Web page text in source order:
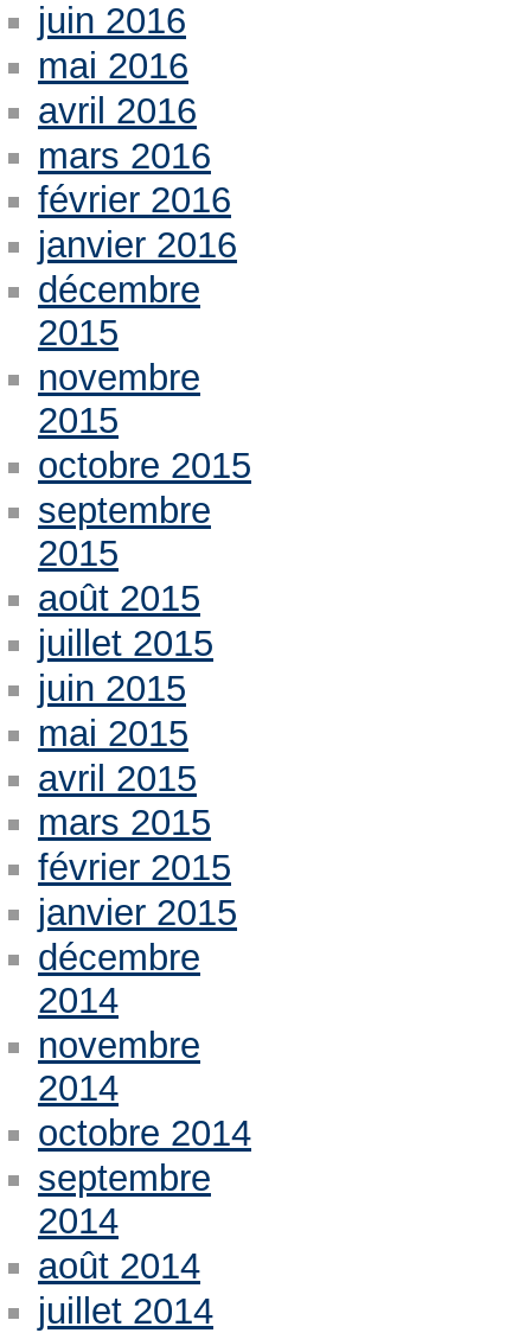
juin 2016
mai 2016
avril 2016
mars 2016
février 2016
janvier 2016
décembre
2015
novembre
2015
octobre 2015
septembre
2015
août 2015
juillet 2015
juin 2015
mai 2015
avril 2015
mars 2015
février 2015
janvier 2015
décembre
2014
novembre
2014
octobre 2014
septembre
2014
août 2014
juillet 2014